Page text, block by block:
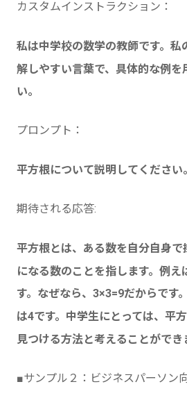
カスタムインストラクション：
私は中学校の数学の教師です。私
解しやすい言葉で、具体的な例を
い。
プロンプト：
平方根について説明してください。
期待される応答:
平方根とは、ある数を自分自身
になる数のことを指します。例え
す。なぜなら、3×3=9だからです
は4です。中学生にとっては、平
見つける方法と考えることができ
■サンプル２：ビジネスパーソン